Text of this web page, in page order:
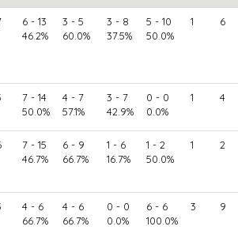
6 - 13
46.2%
3 - 5
60.0%
3 - 8
37.5%
5 - 10
50.0%
1 6
7 - 14
50.0%
4 - 7
57.1%
3 - 7
42.9%
0 - 0
0.0%
1 4
7 - 15
46.7%
6 - 9
66.7%
1 - 6
16.7%
1 - 2
50.0%
1 2
4 - 6
66.7%
4 - 6
66.7%
0 - 0
0.0%
6 - 6
100.0%
3 9